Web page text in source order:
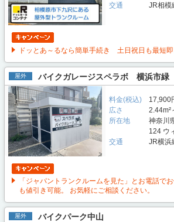
交通
JR相模
ドッとあ～るなら簡単手続き 土日祝日も最短
屋外 バイクガレージスペラボ 横浜市緑
料金(税込)
17,900
広さ
2.44m²
所在地
神奈川
124 ウ
交通
JR横浜
「ジャパントランクルームを見た」とお電話で
も値引き可能。 お気軽にご相談ください。
屋外 バイクパーク中山